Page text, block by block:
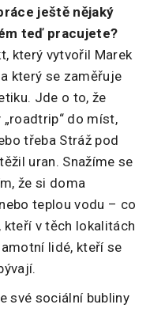
ještě nějaký
teď pracujete?
který vytvořil Marek
který se zaměřuje
Jde o to, že
do míst,
třeba Stráž pod
uran. Snažíme se
že si doma
teplou vodu – co
v těch lokalitách
lidé, kteří se
své sociální bubliny